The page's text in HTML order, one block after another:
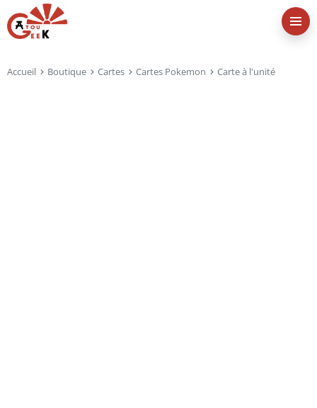
Accueil Boutique Cartes Cartes Pokemon Carte à l'unité